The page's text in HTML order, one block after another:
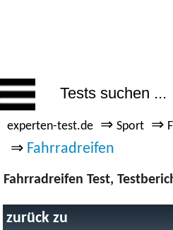
experten-test.de ⇒ Sport ⇒
⇒ Fahrradreifen
Fahrradreifen Test,
zurück zu